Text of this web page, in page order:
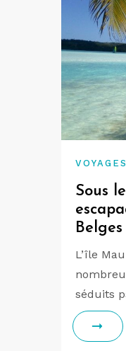
VOYAGES
Sous
L’île
séduits